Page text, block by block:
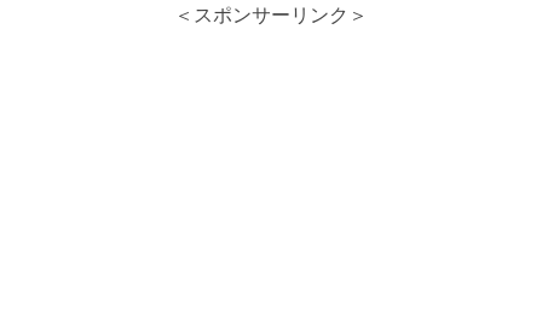
＜スポンサーリンク＞